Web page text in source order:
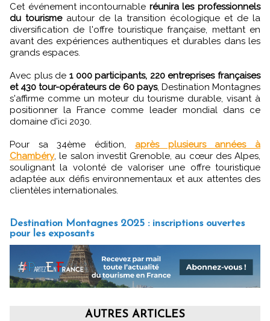
Cet événement incontournable réunira les professionnels
du tourismeautour de la transition écologique et de la
diversification de l'offre touristique française, mettant en
avant des expériences authentiques et durables dans les
grands espaces.
Avec plus de 1 000 participants, 220 entreprises françaises
et 430 tour-opérateurs de 60 pays, Destination Montagnes
s'affirme comme un moteur du tourisme durable, visant à
positionner la France comme leader mondial dans ce
domaine d'ici 2030.
Pour sa 34ème édition, après plusieurs années à
Chambéry, le salon investit Grenoble, au cœur des Alpes,
soulignant la volonté de valoriser une offre touristique
adaptée aux défis environnementaux et aux attentes des
clientèles internationales.
Destination Montagnes 2025 : inscriptions ouvertes
pour les exposants
AUTRES ARTICLES